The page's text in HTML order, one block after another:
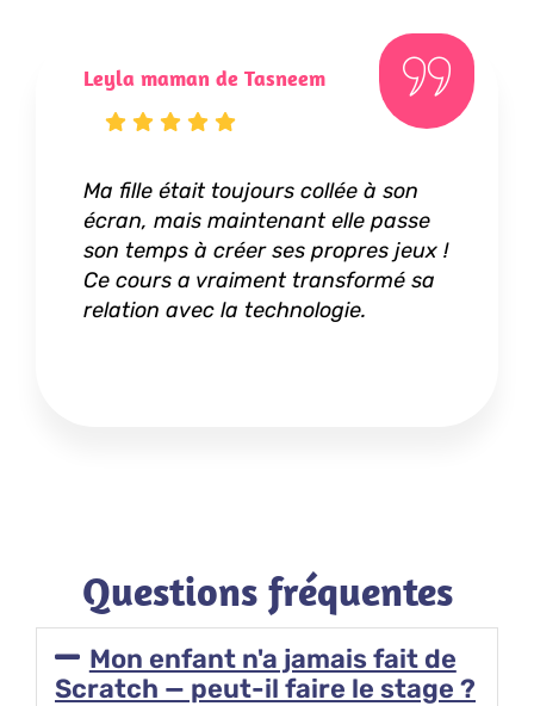
Jessica maman de Nathan
Mon fils adore les jeux vidéo, et grâce
à ce cours, il a pu passer de simple
joueur à créateur de jeux incroyables
! Un excellent moyen d'apprendre
tout en s'amusant.
Questions fréquentes
Mon enfant n'a jamais fait de
Scratch — peut-il faire le stage ?